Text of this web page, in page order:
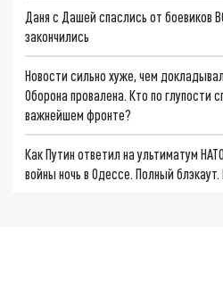
Даня с Дашей спаслись от боевиков
закончились
Новости сильно хуже, чем
Оборона провалена. Кто по глупости
важнейшем фронте?
Как Путин ответил на ультиматум
войны ночь в Одессе. Полный